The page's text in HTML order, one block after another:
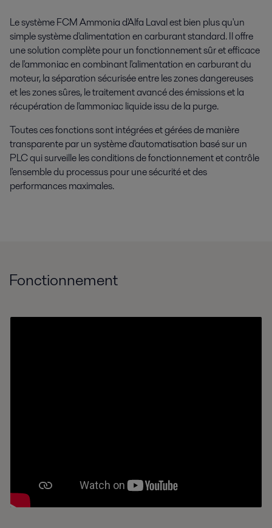
Le système FCM Ammonia d'Alfa Laval est bien plus qu'un
simple système d'alimentation en carburant standard. Il offre
une solution complète pour un fonctionnement sûr et efficace
de l'ammoniac en combinant l'alimentation en carburant du
moteur, la séparation sécurisée entre les zones dangereuses
et les zones sûres, le traitement avancé des émissions et la
récupération de l'ammoniac liquide issu de la purge.
Toutes ces fonctions sont intégrées et gérées de manière
transparente par un système d'automatisation basé sur un
PLC qui surveille les conditions de fonctionnement et contrôle
l'ensemble du processus pour une sécurité et des
performances maximales.
Fonctionnement